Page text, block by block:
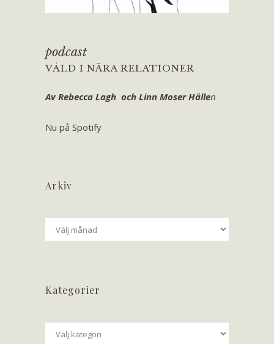
podcast
VÅLD I NÄRA RELATIONER
Av Rebecca Lagh och Linn Moser Hällen
Nu på Spotify
Arkiv
Arkiv
Kategorier
Kategorier